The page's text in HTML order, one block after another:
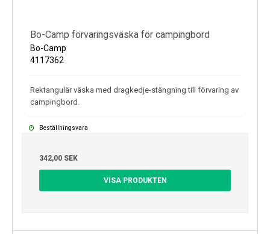
Bo-Camp förvaringsväska för campingbord
Bo-Camp
4117362
Rektangulär väska med dragkedje-stängning till förvaring av
campingbord.
Beställningsvara
342,00 SEK
VISA PRODUKTEN